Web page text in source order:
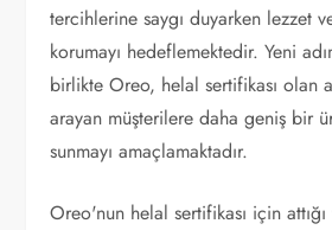
tercihlerine saygı duyarken lezzet
korumayı hedeflemektedir. Yeni
birlikte Oreo, helal sertifikası olan
arayan müşterilere daha geniş bir
sunmayı amaçlamaktadır.
Oreo'nun helal sertifikası için